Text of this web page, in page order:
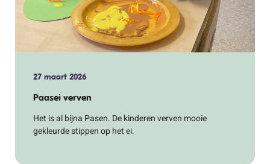
27 maart 2026
Paasei verven
Het is al bijna Pasen. De kinderen verven mooie
gekleurde stippen op het ei.